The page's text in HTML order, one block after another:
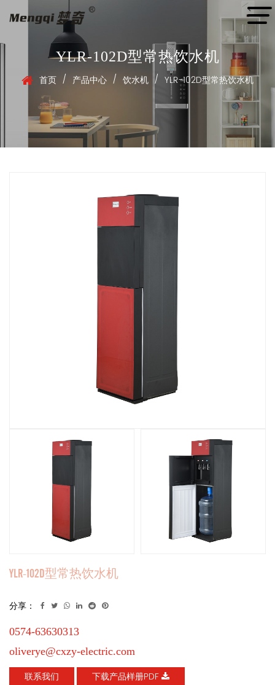
YLR-102D型常热饮水机
首页 / 产品中心 / 饮水机 / YLR-102D型常热饮水机
YLR-102D型常热饮水机
分享：
0574-63630313
oliverye@cxzy-electric.com
联系我们 下载产品样册PDF